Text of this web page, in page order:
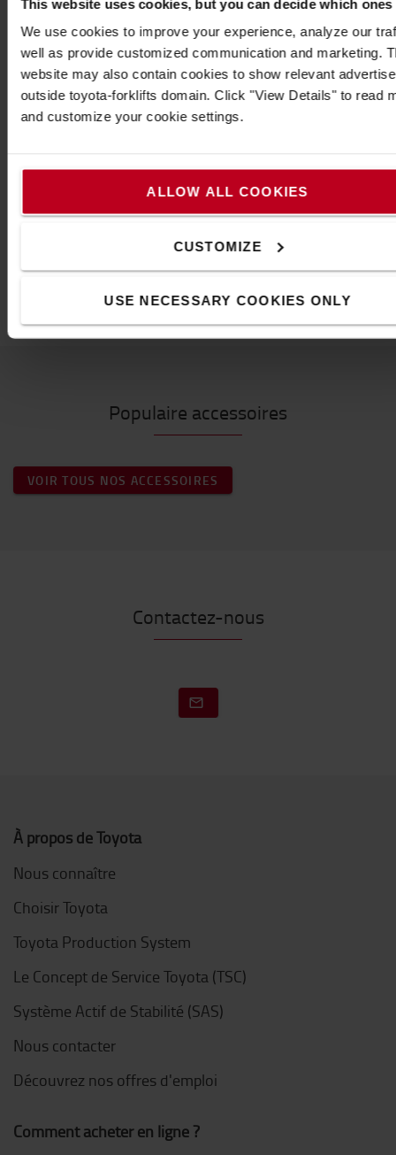
This website uses cookies, but you can decide which ones
We use cookies to improve your experience, analyze our
well as provide customized communication and marketing.
website may also contain cookies to show relevant
outside toyota-forklifts domain. Click "View Details" to read
and customize your cookie settings.
ALLOW ALL COOKIES
CUSTOMIZE
USE NECESSARY COOKIES ONLY
Standards: ECE (Reg. 65), CE, SAE (J845), UL 583
Matériau (boîtier): Aluminum
Matériau (ampoule): Polycarbonate
IP 67 (imperméable à la poussière et à l'eau)
4 modes de flash, 1 mode rotatif
Caractéristiques
Largeur:12,3cm
Populaire accessoires
VOIR TOUS NOS ACCESSOIRES
Contactez-nous
À propos de Toyota
Nous connaître
Choisir Toyota
Toyota Production System
Le Concept de Service Toyota (TSC)
Système Actif de Stabilité (SAS)
Nous contacter
Découvrez nos offres d'emploi
Comment acheter en ligne ?